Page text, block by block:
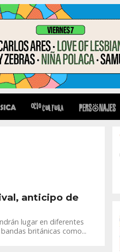
anticipo de
lugar en diferentes
británicas como...